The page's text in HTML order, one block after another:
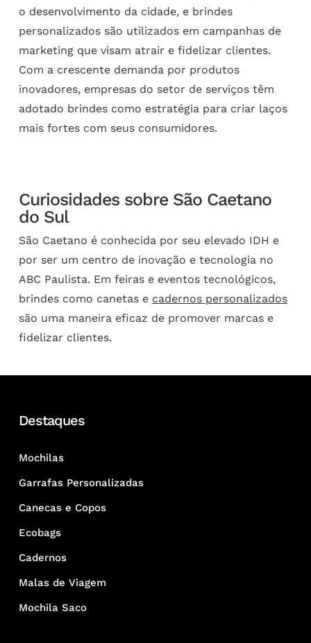
o desenvolvimento da cidade, e brindes
personalizados são utilizados em campanhas de
marketing que visam atrair e fidelizar clientes.
Com a crescente demanda por produtos
inovadores, empresas do setor de serviços têm
adotado brindes como estratégia para criar laços
mais fortes com seus consumidores.
Curiosidades sobre São Caetano
do Sul
São Caetano é conhecida por seu elevado IDH e
por ser um centro de inovação e tecnologia no
ABC Paulista. Em feiras e eventos tecnológicos,
brindes como canetas e cadernos personalizados
são uma maneira eficaz de promover marcas e
fidelizar clientes.
Destaques
Mochilas
Garrafas Personalizadas
Canecas e Copos
Ecobags
Cadernos
Malas de Viagem
Mochila Saco